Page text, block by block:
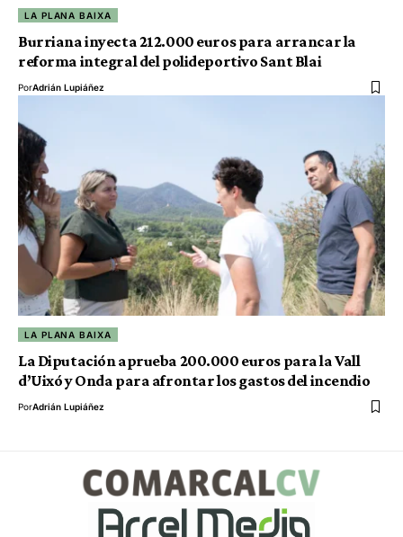
LA PLANA BAIXA
Burriana inyecta 212.000 euros para arrancar la
reforma integral del polideportivo Sant Blai
PorAdrián Lupiáñez
LA PLANA BAIXA
La Diputación aprueba 200.000 euros para la Vall
d’Uixó y Onda para afrontar los gastos del incendio
PorAdrián Lupiáñez